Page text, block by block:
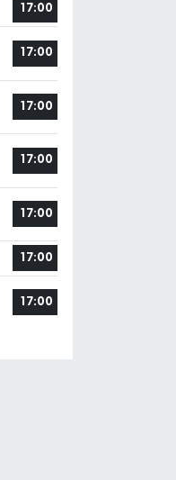
17:00
17:00
17:00
17:00
17:00
17:00
17:00